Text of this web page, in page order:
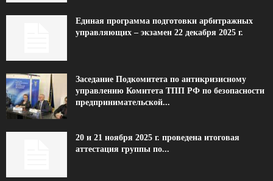
Единая программа подготовки арбитражных
управляющих – экзамен 22 декабря 2025 г.
Заседание Подкомитета по антикризисному
управлению Комитета ТПП РФ по безопасности
предпринимательской...
20 и 21 ноября 2025 г. проведена итоговая
аттестация группы по...